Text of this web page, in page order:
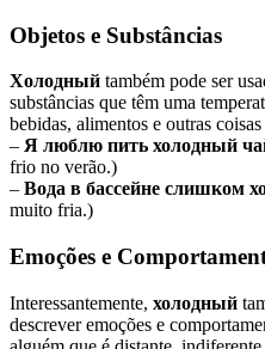
Objetos e Substâncias
Холодный também pode ser
substâncias que têm uma
bebidas, alimentos e outras
– Я люблю пить холодный
frio no verão.)
– Вода в бассейне слишком
muito fria.)
Emoções e
Interessantemente, холодный
descrever emoções e